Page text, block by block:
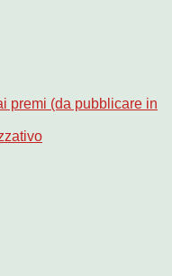
premi (da pubblicare in